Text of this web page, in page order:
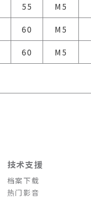
55 M5
60 M5
60 M5
技术支援
档案下载
热门影音